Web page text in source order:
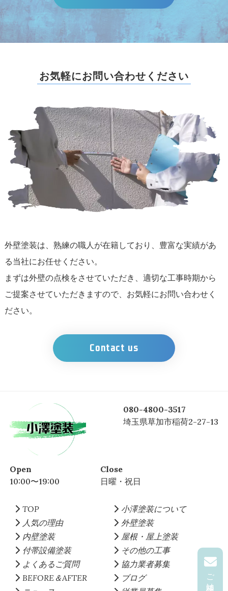
お気軽にお問い合わせ く ださ い
外壁塗装は、熟練の職人が在籍しており、豊富な実績があ
る当社にお任せください。
まずは外壁の点検をさせていただき、適切な工事時期から
ご提案させていただきますので、お気軽にお問い合わせく
ださい。
Contact us
080-4800-3517
埼玉県草加市稲荷2-27-13
Open
10:00〜19:00
Close
日曜・祝日
TOP
小澤塗装について
人気の理由
外壁塗装
内壁塗装
屋根・屋上塗装
付帯設備塗装
その他の工事
よくあるご質問
協力業者募集
BEFORE＆AFTER
ブログ